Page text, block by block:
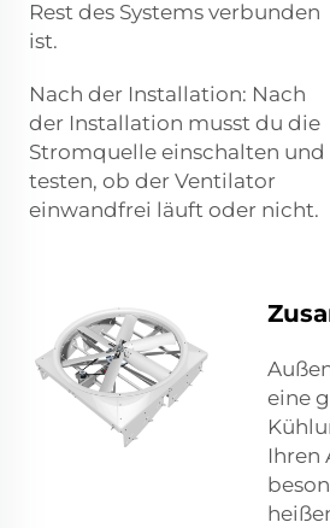
Rest des Systems verbunden
ist.
Nach der Installation: Nach
der Installation musst du die
Stromquelle einschalten und
testen, ob der Ventilator
einwandfrei läuft oder nicht.
eine
Ihren